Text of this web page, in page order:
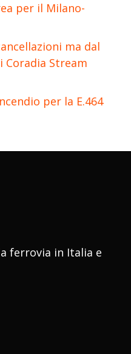
per il Milano-
ma dal
Coradia Stream
per la E.464
ferrovia in Italia e